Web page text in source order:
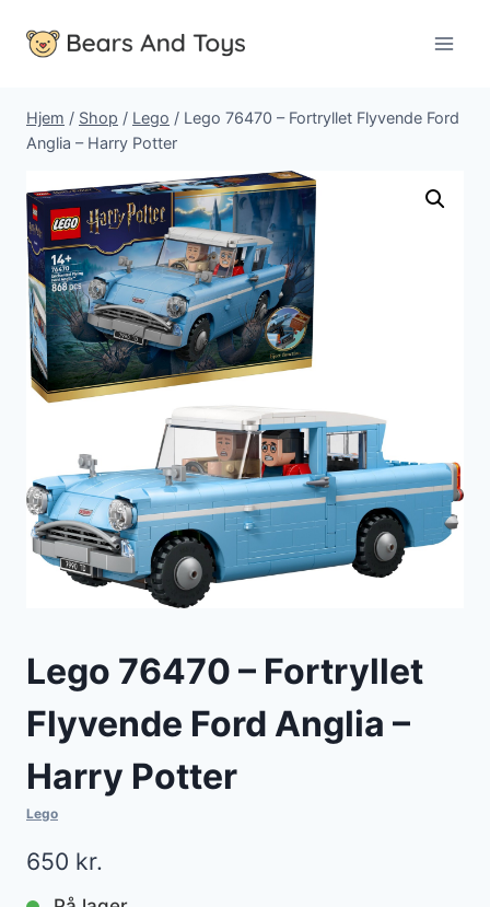
Hjem / Shop / Lego / Lego 76470 – Fortryllet Flyvende Ford
Anglia – Harry Potter
Lego 76470 – Fortryllet
Flyvende Ford Anglia –
Harry Potter
Lego
650 kr.